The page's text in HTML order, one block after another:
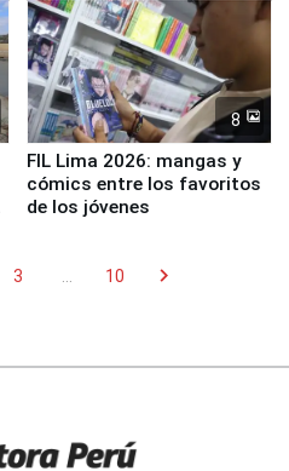
8
FIL Lima 2026: mangas y
cómics entre los favoritos
de los jóvenes
3 10 chevron_right